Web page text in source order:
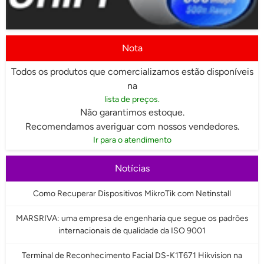
Nota
Todos os produtos que comercializamos estão disponíveis
na
lista de preços.
Não garantimos estoque.
Recomendamos averiguar com nossos vendedores.
Ir para o atendimento
Notícias
Como Recuperar Dispositivos MikroTik com Netinstall
MARSRIVA: uma empresa de engenharia que segue os padrões
internacionais de qualidade da ISO 9001
Terminal de Reconhecimento Facial DS-K1T671 Hikvision na